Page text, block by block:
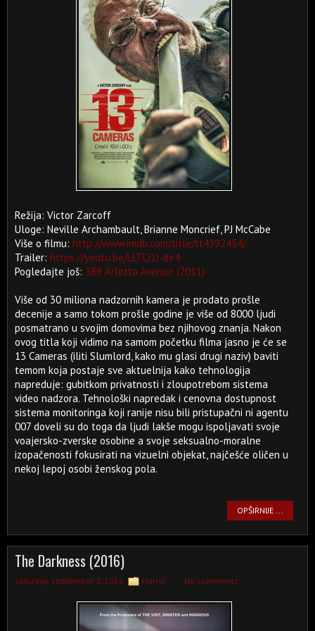
Režija: Victor Zarcoff
Uloge: Neville Archambault, Brianne Moncrief, PJ McCabe
Više o filmu: http://www.imdb.com/title/tt4392454/
Trailer: https://youtu.be/LLTCJ1J-8e4
Pogledajte još: 388 Arletta Avenue (2011)
Više od 30 miliona nadzornih kamera je prodato prošle
decenije a samo tokom prošle godine je više od 8000 ljudi
posmatrano u svojim domovima bez njihovog znanja. Nakon
ovog titla koji vidimo na samom početku filma jasno je će se
13 Cameras (iliti Slumlord, kako mu glasi drugi naziv) baviti
temom koja postaje sve aktuelnija kako tehnologija
napreduje: gubitkom privatnosti i zloupotrebom sistema
video nadzora. Tehnološki napredak i cenovna dostupnost
sistema monitoringa koji ranije nisu bili pristupačni ni agentu
007 doveli su do toga da ljudi lakše mogu ispoljavati svoje
voajersko-zverske osobine a svoje seksualno-moralne
izopačenosti fokusirati na vizuelni objekat, najčešće oličen u
nekoj lepoj osobi ženskog pola.
OPŠIRNIJE ...
The Darkness (2016)
saturday, september 3, 2016 Horror No comments